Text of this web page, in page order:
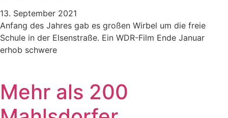
13. September 2021
Anfang des Jahres gab es großen Wirbel um die freie
Schule in der Elsenstraße. Ein WDR-Film Ende Januar
erhob schwere
Mehr als 200